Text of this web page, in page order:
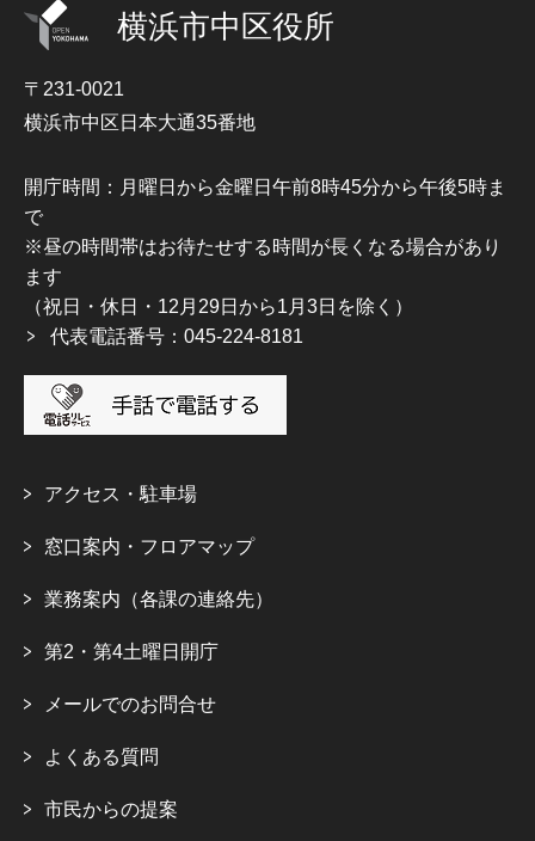
横浜市中区役所
〒231-0021
横浜市中区日本大通35番地
開庁時間：月曜日から金曜日午前8時45分から午後5時ま
で
※昼の時間帯はお待たせする時間が長くなる場合があり
ます
（祝日・休日・12月29日から1月3日を除く）
代表電話番号：045-224-8181
アクセス・駐車場
窓口案内・フロアマップ
業務案内（各課の連絡先）
第2・第4土曜日開庁
メールでのお問合せ
よくある質問
市民からの提案